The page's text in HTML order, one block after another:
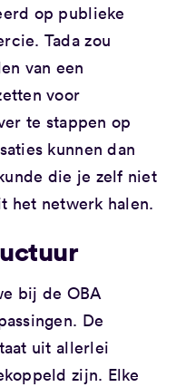
op publieke
Tada zou
van een
voor
te stappen op
kunnen dan
die je zelf niet
het netwerk halen.
bij de OBA
De
uit allerlei
zijn. Elke